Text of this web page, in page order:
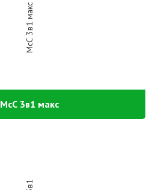
МсС 3в1 макс